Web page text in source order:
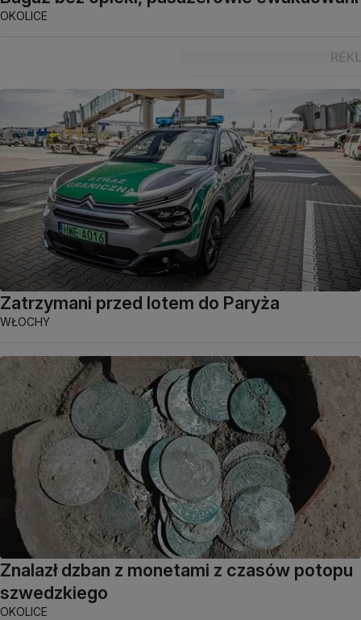
OKOLICE
Zatrzymani przed lotem do Paryża
WŁOCHY
Znalazł dzban z monetami z czasów potopu
szwedzkiego
OKOLICE